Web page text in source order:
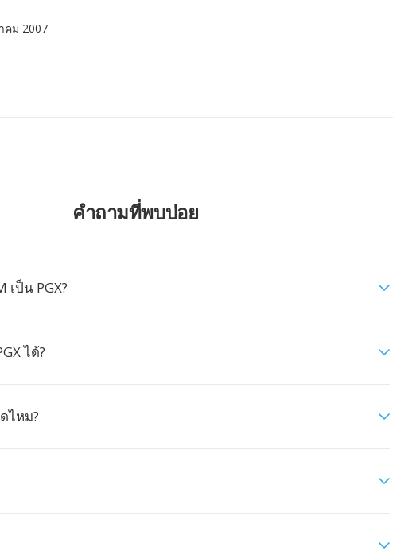
คม 2007
คำถามที่พบบ่อย
เป็น PGX?
ได้?
ไหม?